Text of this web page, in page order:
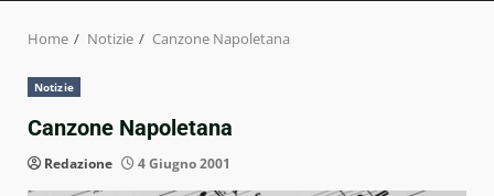
Home Notizie Canzone Napoletana
Notizie
Canzone Napoletana
Redazione 4 Giugno 2001